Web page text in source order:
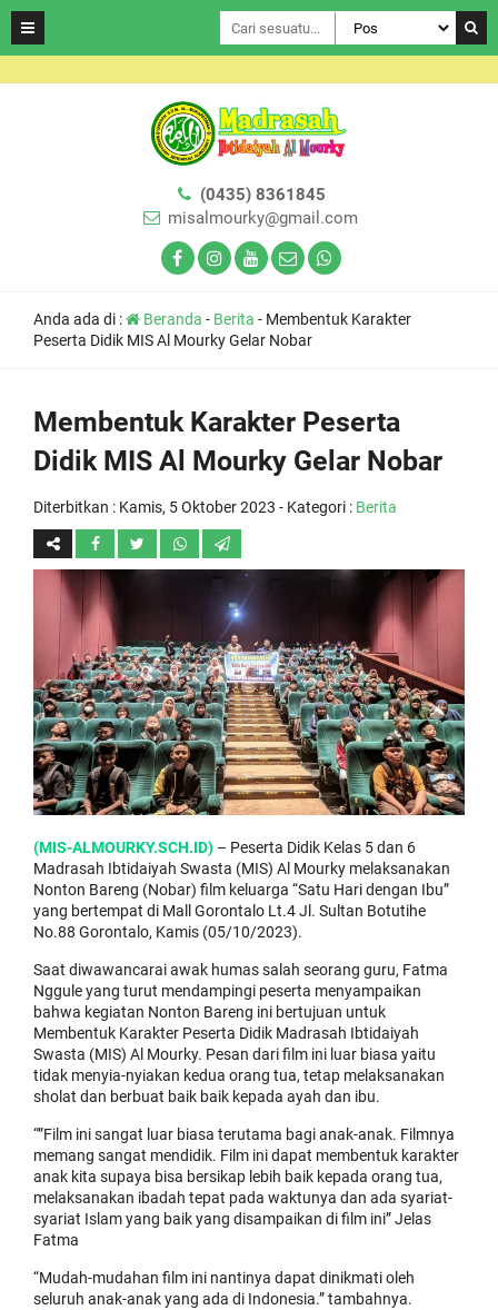
(0435) 8361845
misalmourky@gmail.com
Anda ada di : Beranda - Berita - Membentuk Karakter
Peserta Didik MIS Al Mourky Gelar Nobar
Membentuk Karakter Peserta
Didik MIS Al Mourky Gelar Nobar
Diterbitkan : Kamis, 5 Oktober 2023 - Kategori : Berita
(MIS-ALMOURKY.SCH.ID) – Peserta Didik Kelas 5 dan 6
Madrasah Ibtidaiyah Swasta (MIS) Al Mourky melaksanakan
Nonton Bareng (Nobar) film keluarga “Satu Hari dengan Ibu”
yang bertempat di Mall Gorontalo Lt.4 Jl. Sultan Botutihe
No.88 Gorontalo, Kamis (05/10/2023).
Saat diwawancarai awak humas salah seorang guru, Fatma
Nggule yang turut mendampingi peserta menyampaikan
bahwa kegiatan Nonton Bareng ini bertujuan untuk
Membentuk Karakter Peserta Didik Madrasah Ibtidaiyah
Swasta (MIS) Al Mourky. Pesan dari film ini luar biasa yaitu
tidak menyia-nyiakan kedua orang tua, tetap melaksanakan
sholat dan berbuat baik baik kepada ayah dan ibu.
“”Film ini sangat luar biasa terutama bagi anak-anak. Filmnya
memang sangat mendidik. Film ini dapat membentuk karakter
anak kita supaya bisa bersikap lebih baik kepada orang tua,
melaksanakan ibadah tepat pada waktunya dan ada syariat-
syariat Islam yang baik yang disampaikan di film ini” Jelas
Fatma
“Mudah-mudahan film ini nantinya dapat dinikmati oleh
seluruh anak-anak yang ada di Indonesia.” tambahnya.